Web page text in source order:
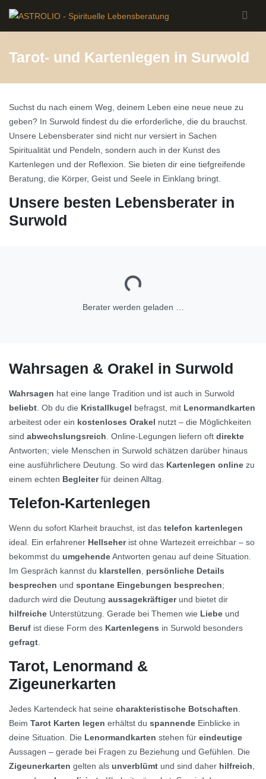
Tarot- und Kartenlegen in Surwold
Suchst du nach einem Weg, deinem Leben eine neue neue zu
geben? In Surwold findest du die erforderliche, die du brauchst.
Unsere Lebensberater sind nicht nur versiert in Sachen
Spiritualität und Pendeln, sondern auch in der Kunst des
Kartenlegen und der Reflexion. Sie bieten dir eine tiefgreifende
Beratung, die Körper, Geist und Seele in Einklang bringt.
Unsere besten Lebensberater in
Surwold
Berater werden geladen …
Wahrsagen & Orakel in Surwold
Wahrsagen hat eine lange Tradition und ist auch in Surwold
beliebt . Ob du die Kristallkugel befragst, mit Lenormandkarten
arbeitest oder ein kostenloses Orakel nutzt – die Möglichkeiten
sind abwechslungsreich . Online-Legungen liefern oft direkte
Antworten; viele Menschen in Surwold schätzen darüber hinaus
eine ausführlichere Deutung. So wird das Kartenlegen online zu
einem echten Begleiterfür deinen Alltag.
Telefon-Kartenlegen
Wenn du sofort Klarheit brauchst, ist das telefon kartenlegen
ideal. Ein erfahrener Hellseherist ohne Wartezeit erreichbar – so
bekommst du umgehendeAntworten genau auf deine Situation.
Im Gespräch kannst du klarstellen
persönliche Details
besprechen und spontane Eingebungen besprechen;
dadurch wird die Deutung aussagekräftigerund bietet dir
hilfreiche Unterstützung. Gerade bei Themen wie Liebe und
Beruf ist diese Form des Kartenlegens in Surwold besonders
gefragt
Tarot, Lenormand &
Zigeunerkarten
Jedes Kartendeck hat seine charakteristische Botschaften
Beim Tarot Karten legen erhältst du spannende Einblicke in
deine Situation. Die Lenormandkarten stehen für eindeutige
Aussagen – gerade bei Fragen zu Beziehung und Gefühlen. Die
Zigeunerkarten gelten als unverblümt und sind daher hilfreich